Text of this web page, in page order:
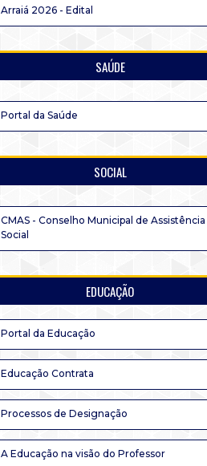
Arraiá 2026 - Edital
SAÚDE
Portal da Saúde
SOCIAL
CMAS - Conselho Municipal de Assistência
Social
EDUCAÇÃO
Portal da Educação
Educação Contrata
Processos de Designação
A Educação na visão do Professor